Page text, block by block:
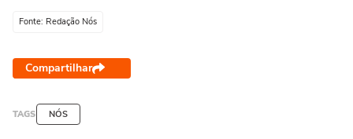
Fonte: Redação Nós
Compartilhar
TAGS NÓS